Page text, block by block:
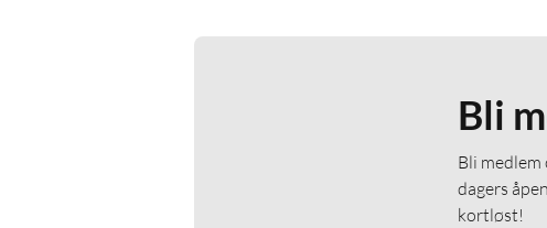
Bli
Bli medlem
dagers
kortløst!